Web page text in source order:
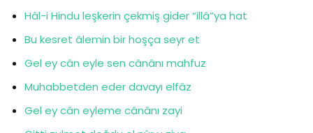
Hâl-i Hindu leşkerin çekmiş gider “illâ”ya hat
Bu kesret âlemin bir hoşça seyr et
Gel ey cân eyle sen cânânı mahfuz
Muhabbetden eder davayı elfâz
Gel ey cân eyleme cânânı zayi